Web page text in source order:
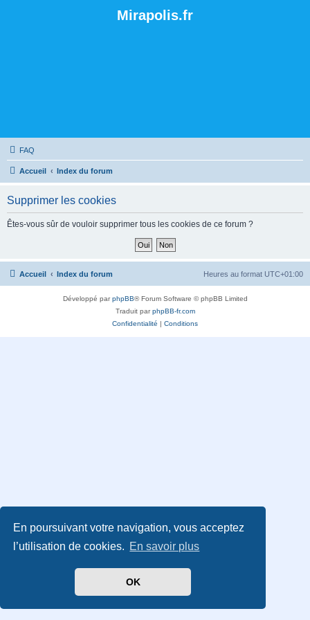
En poursuivant votre navigation, vous acceptez
l’utilisation de cookies. En savoir plus
OK
Mirapolis.fr
FAQ
Accueil Index du forum
Supprimer les cookies
Êtes-vous sûr de vouloir supprimer tous les cookies de ce forum ?
Accueil Index du forum Heures au format UTC+01:00
Développé parphpBB® Forum Software © phpBB Limited
Traduit parphpBB-fr.com
Confidentialité | Conditions